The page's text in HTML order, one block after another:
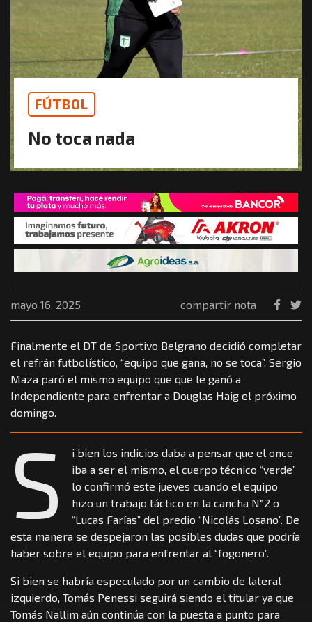
FÚTBOL
No toca nada
mayo 16, 2025 compartir nota
Finalmente el DT de Sportivo Belgrano decidió completar
el refrán futbolístico, “equipo que gana, no se toca”. Sergio
Maza paró el mismo equipo que que le ganó a
Independiente para enfrentar a Douglas Haig el próximo
domingo.
S
i bien los indicios daba a pensar que el once
iba a ser el mismo, el cuerpo técnico “verde”
lo confirmó este jueves cuando el equipo
hizo un trabajo táctico en la cancha N°2 o
“Lucas Farías” del predio “Nicolás Losano”. De
esta manera se despejaron las posibles dudas que podría
haber sobre el equipo para enfrentar al “fogonero”.
Si bien se habría especulado por un cambio de lateral
izquierdo, Tomás Penessi seguirá siendo el titular ya que
Tomás Nallim aún continúa con la puesta a punto para